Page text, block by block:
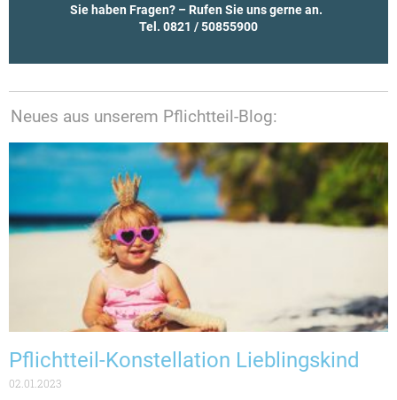
Sie haben Fragen? – Rufen Sie uns gerne an.
Tel. 0821 / 50855900
Neues aus unserem Pflichtteil-Blog:
Pflichtteil-Konstellation Lieblingskind
02.01.2023